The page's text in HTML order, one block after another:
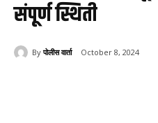
संपूर्ण स्थिती
By पोलीस वार्ता October 8, 2024